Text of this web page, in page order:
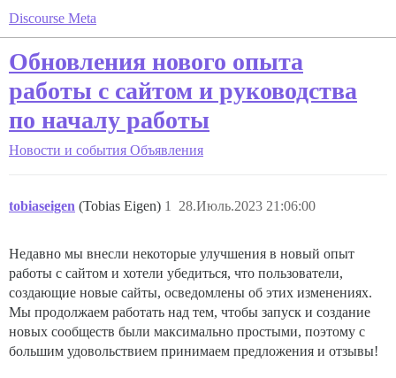
Discourse Meta
Обновления нового опыта
работы с сайтом и руководства
по началу работы
Новости и события Объявления
tobiaseigen (Tobias Eigen) 28.Июль.2023 21:06:00
1
Недавно мы внесли некоторые улучшения в новый опыт
работы с сайтом и хотели убедиться, что пользователи,
создающие новые сайты, осведомлены об этих изменениях.
Мы продолжаем работать над тем, чтобы запуск и создание
новых сообществ были максимально простыми, поэтому с
большим удовольствием принимаем предложения и отзывы!